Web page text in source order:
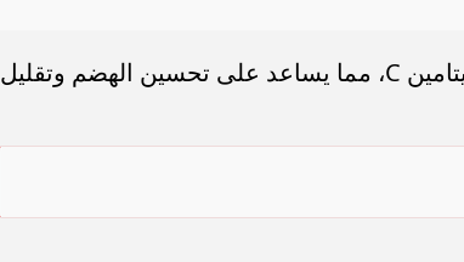
يدعم الترطيب والمناعة ويحتوي على الألياف وفيتامين C، مما يساعد على تحسين الهضم وتقليل